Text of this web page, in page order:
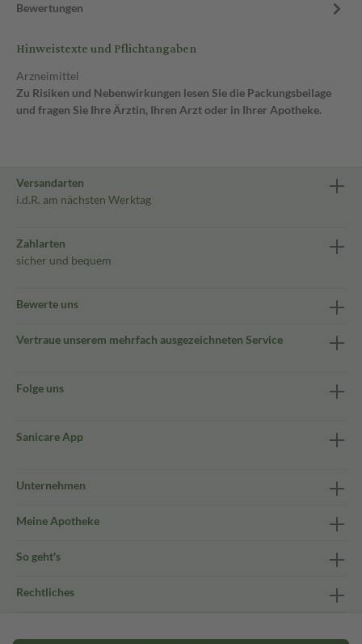
Bewertungen
Hinweistexte und Pflichtangaben
Arzneimittel
Zu Risiken und Nebenwirkungen lesen Sie die Packungsbeilage
und fragen Sie Ihre Ärztin, Ihren Arzt oder in Ihrer Apotheke.
Versandarten
i.d.R. am nächsten Werktag
Zahlarten
sicher und bequem
Bewerte uns
Vertraue unserem mehrfach ausgezeichneten Service
Folge uns
Sanicare App
Unternehmen
Meine Apotheke
So geht's
Rechtliches